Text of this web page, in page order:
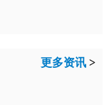
更多资讯 >